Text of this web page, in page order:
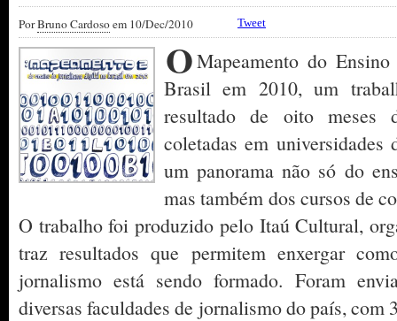
PorBruno Cardosoem 10/Dec/2010 Tweet
OMapeamento do
Brasil em 2010, um
resultado de oito meses
coletadas em
um panorama não só do
mas também dos cursos de
O trabalho foi produzido pelo Itaú Cultural,
traz resultados que permitem enxergar
jornalismo está sendo formado. Foram
diversas faculdades de jornalismo do país, com